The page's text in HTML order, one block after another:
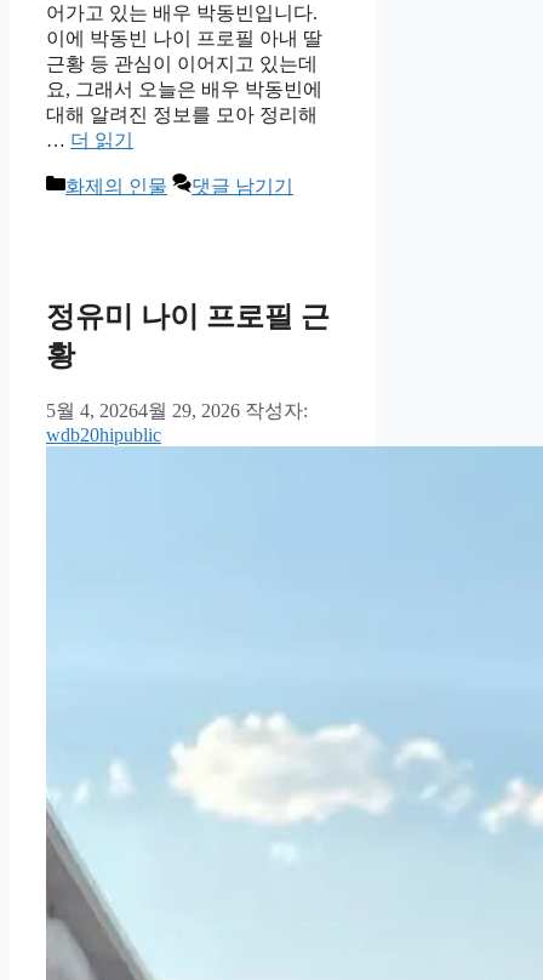
어가고 있는 배우 박동빈입니다.​
이에 박동빈 나이 프로필 아내 딸
근황 등 관심이 이어지고 있는데
요, 그래서 오늘은 배우 박동빈에
대해 알려진 정보를 모아 정리해
… 더 읽기
카
화제의 인물 댓글 남기기
정유미 나이 프로필 근
황
5월 4, 20264월 29, 2026 작성자:
wdb20hipublic